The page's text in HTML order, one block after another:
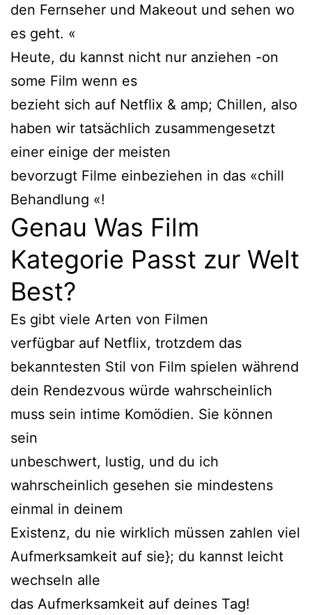
den Fernseher und Makeout und sehen wo
es geht. «
Heute, du kannst nicht nur anziehen -on
some Film wenn es
bezieht sich auf Netflix & amp; Chillen, also
haben wir tatsächlich zusammengesetzt
einer einige der meisten
bevorzugt Filme einbeziehen in das «chill
Behandlung «!
Genau Was Film
Kategorie Passt zur Welt
Best?
Es gibt viele Arten von Filmen
verfügbar auf Netflix, trotzdem das
bekanntesten Stil von Film spielen während
dein Rendezvous würde wahrscheinlich
muss sein intime Komödien. Sie können
sein
unbeschwert, lustig, und du ich
wahrscheinlich gesehen sie mindestens
einmal in deinem
Existenz, du nie wirklich müssen zahlen viel
Aufmerksamkeit auf sie}; du kannst leicht
wechseln alle
das Aufmerksamkeit auf deines Tag!